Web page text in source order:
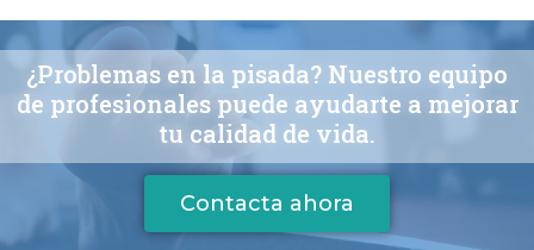
¿Problemas en la pisada? Nuestro equipo
de profesionales puede ayudarte a mejorar
tu calidad de vida.
Contacta ahora